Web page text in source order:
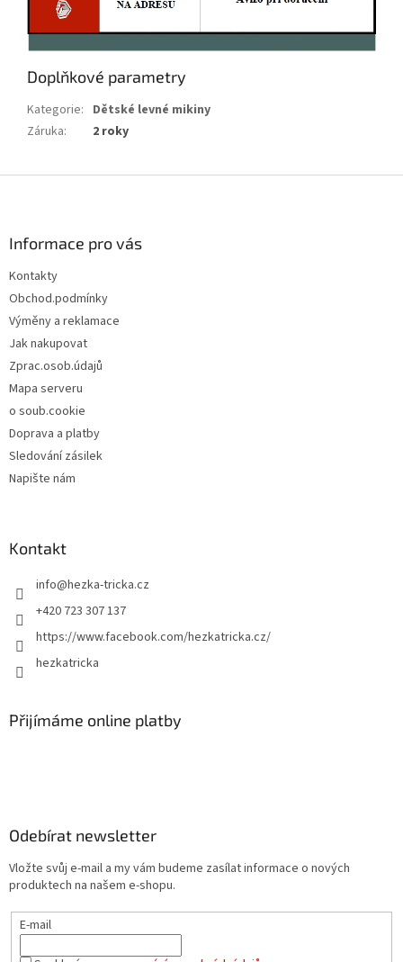
Doplňkové parametry
Kategorie: Dětské levné mikiny
Záruka: 2 roky
Informace pro vás
Kontakty
Obchod.podmínky
Výměny a reklamace
Jak nakupovat
Zprac.osob.údajů
Mapa serveru
o soub.cookie
Doprava a platby
Sledování zásilek
Napište nám
Kontakt
info@hezka-tricka.cz
+420 723 307 137
https://www.facebook.com/hezkatricka.cz/
hezkatricka
Přijímáme online platby
Odebírat newsletter
Vložte svůj e-mail a my vám budeme zasílat informace o nových
produktech na našem e-shopu.
E-mail